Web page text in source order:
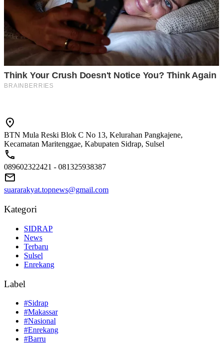
BTN Mula Reski Blok C No 13, Kelurahan Pangkajene,
Kecamatan Maritenggae, Kabupaten Sidrap, Sulsel
089602322421 - 081325938387
suararakyat.topnews@gmail.com
Kategori
SIDRAP
News
Terbaru
Sulsel
Enrekang
Label
#Sidrap
#Makassar
#Nasional
#Enrekang
#Barru